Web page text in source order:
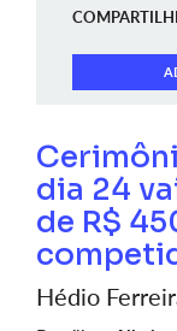
dia 24
de R$
Hédio